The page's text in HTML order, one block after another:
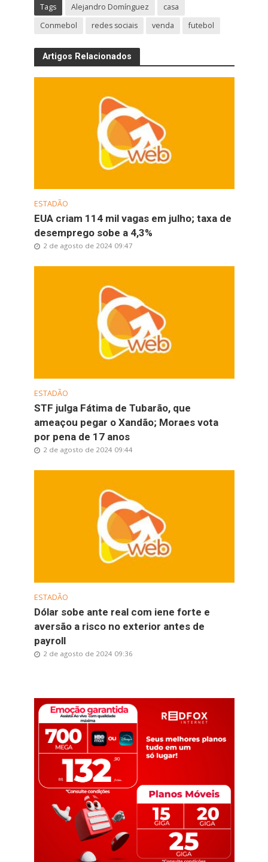
Tags Alejandro Domínguez
casa
Conmebol
redes sociais venda futebol
Artigos Relacionados
ESTADÃO
EUA criam 114 mil vagas em julho; taxa de
desemprego sobe a 4,3%
2 de agosto de 2024 09:47
ESTADÃO
STF julga Fátima de Tubarão, que
ameaçou pegar o Xandão; Moraes vota
por pena de 17 anos
2 de agosto de 2024 09:44
ESTADÃO
Dólar sobe ante real com iene forte e
aversão a risco no exterior antes de
payroll
2 de agosto de 2024 09:36